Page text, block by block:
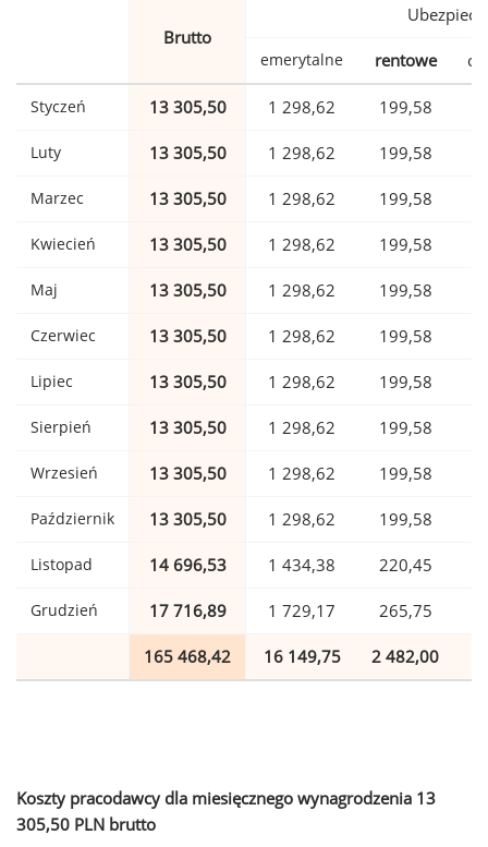
Brutto
emerytalne rentowe
Styczeń 13 305,50 1 298,62 199,58
Luty 13 305,50 1 298,62 199,58
Marzec 13 305,50 1 298,62 199,58
Kwiecień 13 305,50 1 298,62 199,58
Maj 13 305,50 1 298,62 199,58
Czerwiec 13 305,50 1 298,62 199,58
Lipiec 13 305,50 1 298,62 199,58
Sierpień 13 305,50 1 298,62 199,58
Wrzesień 13 305,50 1 298,62 199,58
Październik 13 305,50 1 298,62 199,58
Listopad 14 696,53 1 434,38 220,45
Grudzień 17 716,89 1 729,17 265,75
165 468,42 16 149,75 2 482,00
Koszty pracodawcy dla miesięcznego wynagrodzenia 13
305,50 PLN brutto